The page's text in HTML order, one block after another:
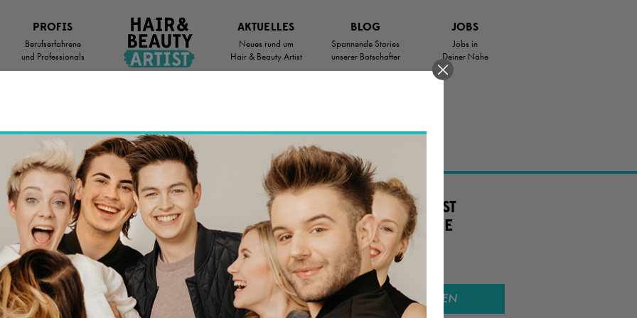
PROFIS
Berufserfahrene
und Professionals
AKTUELLES
Neues rund um
Hair & Beauty Artist
BLOG
Spannende Stories
unserer Botschafter
JOBS
Jobs in
Deiner Nähe
Chanceauf eine schöneZukunft.
AUF DER SUCHE NACH DEM PERFEKTEN JOB ODER SUCHST
AUSBILDUNGSPLATZ? HIER BIST DU RICHTIG. EINE SCHÖNE
WARTET.
SUCHRADIUS SUCHEN